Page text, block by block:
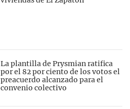
La plantilla de Prysmian ratifica
por el 82 por ciento de los votos el
preacuerdo alcanzado para el
convenio colectivo